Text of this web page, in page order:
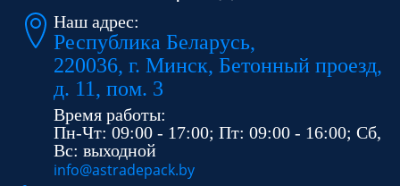
Наш адрес:
Республика Беларусь,
220036, г. Минск, Бетонный проезд,
д. 11, пом. 3
Время работы:
Пн-Чт: 09:00 - 17:00; Пт: 09:00 - 16:00; Сб,
Вс: выходной
info@astradepack.by